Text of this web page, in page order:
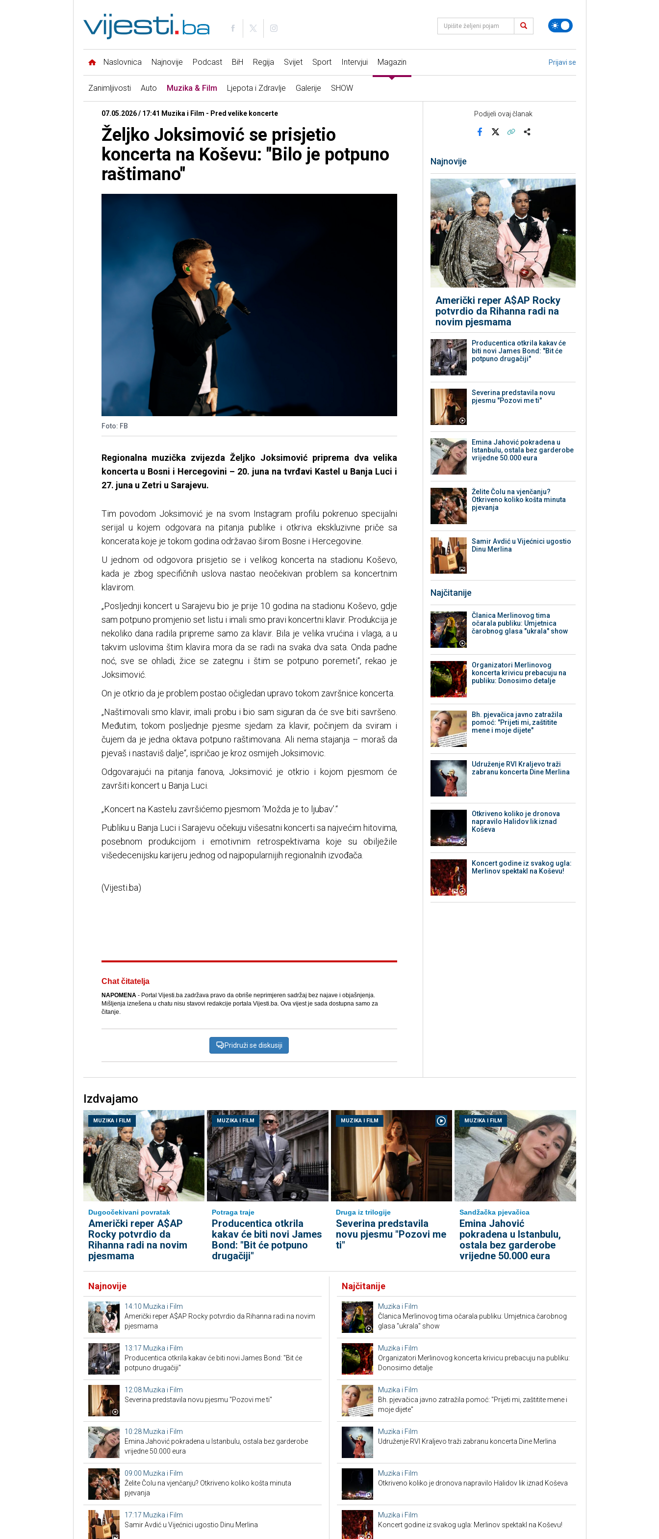
Naslovnica Najnovije Podcast BiH Regija Svijet Sport Intervjui Magazin Prijavi se
Zanimljivosti Auto Muzika & Film Ljepota i Zdravlje Galerije SHOW
07.05.2026 / 17:41 Muzika i Film - Pred velike koncerte
Željko Joksimović se prisjetio
koncerta na Koševu: "Bilo je potpuno
raštimano"
Foto: FB
Regionalna muzička zvijezda Željko Joksimović priprema dva velika
koncerta u Bosni i Hercegovini – 20. juna na tvrđavi Kastel u Banja Luci i
27. juna u Zetri u Sarajevu.
Tim povodom Joksimović je na svom Instagram profilu pokrenuo specijalni
serijal u kojem odgovara na pitanja publike i otkriva ekskluzivne priče sa
koncerata koje je tokom godina održavao širom Bosne i Hercegovine.
U jednom od odgovora prisjetio se i velikog koncerta na stadionu Koševo,
kada je zbog specifičnih uslova nastao neočekivan problem sa koncertnim
klavirom.
„Posljednji koncert u Sarajevu bio je prije 10 godina na stadionu Koševo, gdje
sam potpuno promjenio set listu i imali smo pravi koncertni klavir. Produkcija je
nekoliko dana radila pripreme samo za klavir. Bila je velika vrućina i vlaga, a u
takvim uslovima štim klavira mora da se radi na svaka dva sata. Onda padne
noć, sve se ohladi, žice se zategnu i štim se potpuno poremeti“, rekao je
Joksimović.
On je otkrio da je problem postao očigledan upravo tokom završnice koncerta.
„Naštimovali smo klavir, imali probu i bio sam siguran da će sve biti savršeno.
Međutim, tokom posljednje pjesme sjedam za klavir, počinjem da sviram i
čujem da je jedna oktava potpuno raštimovana. Ali nema stajanja – moraš da
pjevaš i nastaviš dalje“, ispričao je kroz osmijeh Joksimovic.
Odgovarajući na pitanja fanova, Joksimović je otkrio i kojom pjesmom će
završiti koncert u Banja Luci.
„Koncert na Kastelu završićemo pjesmom ‘Možda je to ljubav’.“
Publiku u Banja Luci i Sarajevu očekuju višesatni koncerti sa najvećim hitovima,
posebnom produkcijom i emotivnim retrospektivama koje su obilježile
višedecenijsku karijeru jednog od najpopularnijih regionalnih izvođača.
(Vijesti.ba)
Chat čitatelja
NAPOMENA- Portal Vijesti.ba zadržava pravo da obriše neprimjeren sadržaj bez najave i objašnjenja.
Mišljenja iznešena u chatu nisu stavovi redakcije portala Vijesti.ba. Ova vijest je sada dostupna samo za
čitanje.
Pridruži se diskusiji
Podijeli ovaj članak
Najnovije
Američki reper A$AP Rocky
potvrdio da Rihanna radi na
novim pjesmama
Producentica otkrila kakav će
biti novi James Bond: "Bit će
potpuno drugačiji"
Severina predstavila novu
pjesmu "Pozovi me ti"
Emina Jahović pokradena u
Istanbulu, ostala bez garderobe
vrijedne 50.000 eura
Želite Čolu na vjenčanju?
Otkriveno koliko košta minuta
pjevanja
Samir Avdić u Vijećnici ugostio
Dinu Merlina
Najčitanije
Članica Merlinovog tima
očarala publiku: Umjetnica
čarobnog glasa "ukrala" show
Organizatori Merlinovog
koncerta krivicu prebacuju na
publiku: Donosimo detalje
Bh. pjevačica javno zatražila
pomoć: "Prijeti mi, zaštitite
mene i moje dijete"
Udruženje RVI Kraljevo traži
zabranu koncerta Dine Merlina
Otkriveno koliko je dronova
napravilo Halidov lik iznad
Koševa
Koncert godine iz svakog ugla:
Merlinov spektakl na Koševu!
Izdvajamo
MUZIKA I FILM
Dugoočekivani povratak
Američki reper A$AP
Rocky potvrdio da
Rihanna radi na novim
pjesmama
MUZIKA I FILM
Potraga traje
Producentica otkrila
kakav će biti novi James
Bond: "Bit će potpuno
drugačiji"
MUZIKA I FILM
Druga iz trilogije
Severina predstavila
novu pjesmu "Pozovi me
ti"
MUZIKA I FILM
Sandžačka pjevačica
Emina Jahović
pokradena u Istanbulu,
ostala bez garderobe
vrijedne 50.000 eura
Najnovije
14:10 Muzika i Film
Američki reper A$AP Rocky potvrdio da Rihanna radi na novim
pjesmama
13:17 Muzika i Film
Producentica otkrila kakav će biti novi James Bond: "Bit će
potpuno drugačiji"
12:08 Muzika i Film
Severina predstavila novu pjesmu "Pozovi me ti"
10:28 Muzika i Film
Emina Jahović pokradena u Istanbulu, ostala bez garderobe
vrijedne 50.000 eura
09:00 Muzika i Film
Želite Čolu na vjenčanju? Otkriveno koliko košta minuta
pjevanja
17:17 Muzika i Film
Samir Avdić u Vijećnici ugostio Dinu Merlina
Najčitanije
Muzika i Film
Članica Merlinovog tima očarala publiku: Umjetnica čarobnog
glasa "ukrala" show
Muzika i Film
Organizatori Merlinovog koncerta krivicu prebacuju na publiku:
Donosimo detalje
Muzika i Film
Bh. pjevačica javno zatražila pomoć: "Prijeti mi, zaštitite mene i
moje dijete"
Muzika i Film
Udruženje RVI Kraljevo traži zabranu koncerta Dine Merlina
Muzika i Film
Otkriveno koliko je dronova napravilo Halidov lik iznad Koševa
Muzika i Film
Koncert godine iz svakog ugla: Merlinov spektakl na Koševu!